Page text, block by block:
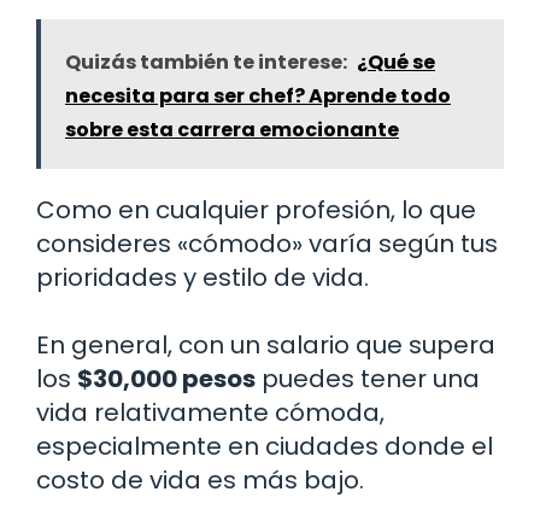
Quizás también te interese: ¿Qué se
necesita para ser chef? Aprende todo
sobre esta carrera emocionante
Como en cualquier profesión, lo que
consideres «cómodo» varía según tus
prioridades y estilo de vida.
En general, con un salario que supera
los $30,000 pesos puedes tener una
vida relativamente cómoda,
especialmente en ciudades donde el
costo de vida es más bajo.